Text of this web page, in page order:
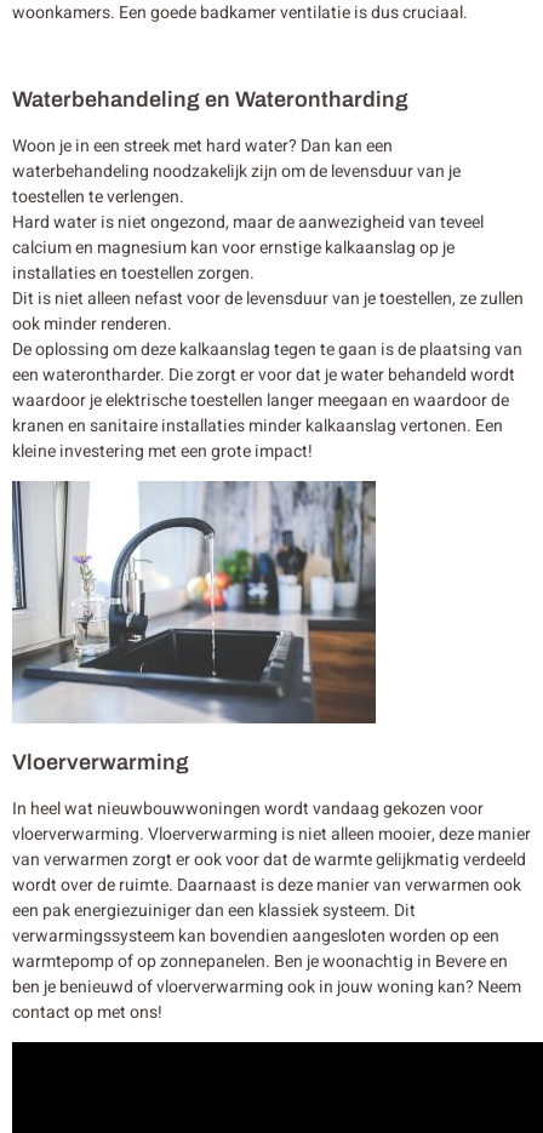
woonkamers. Een goede badkamer ventilatie is dus cruciaal.
Waterbehandeling en Waterontharding
Woon je in een streek met hard water? Dan kan een
waterbehandeling noodzakelijk zijn om de levensduur van je
toestellen te verlengen.
Hard water is niet ongezond, maar de aanwezigheid van teveel
calcium en magnesium kan voor ernstige kalkaanslag op je
installaties en toestellen zorgen.
Dit is niet alleen nefast voor de levensduur van je toestellen, ze zullen
ook minder renderen.
De oplossing om deze kalkaanslag tegen te gaan is de plaatsing van
een waterontharder. Die zorgt er voor dat je water behandeld wordt
waardoor je elektrische toestellen langer meegaan en waardoor de
kranen en sanitaire installaties minder kalkaanslag vertonen. Een
kleine investering met een grote impact!
Vloerverwarming
In heel wat nieuwbouwwoningen wordt vandaag gekozen voor
vloerverwarming. Vloerverwarming is niet alleen mooier, deze manier
van verwarmen zorgt er ook voor dat de warmte gelijkmatig verdeeld
wordt over de ruimte. Daarnaast is deze manier van verwarmen ook
een pak energiezuiniger dan een klassiek systeem. Dit
verwarmingssysteem kan bovendien aangesloten worden op een
warmtepomp of op zonnepanelen. Ben je woonachtig in Bevere en
ben je benieuwd of vloerverwarming ook in jouw woning kan? Neem
contact op met ons!